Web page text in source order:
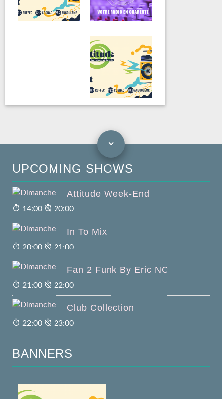
UPCOMING SHOWS
Attitude Week-End
14:00 20:00
In To Mix
20:00 21:00
Fan 2 Funk By Eric NC
21:00 22:00
Club Collection
22:00 23:00
BANNERS